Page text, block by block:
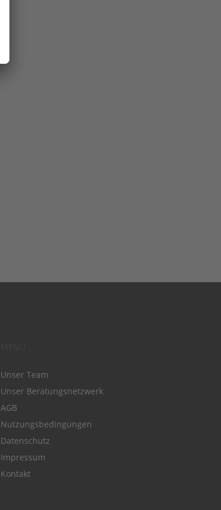
Unser Team
Unser Beratungsnetzwerk
AGB
Nutzungsbedingungen
Datenschutz
Impressum
Kontakt